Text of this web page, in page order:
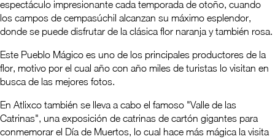
espectáculo impresionante cada temporada de otoño, cuando
los campos de cempasúchil alcanzan su máximo esplendor,
donde se puede disfrutar de la clásica flor naranja y también rosa.
Este Pueblo Mágico es uno de los principales productores de la
flor, motivo por el cual año con año miles de turistas lo visitan en
busca de las mejores fotos.
En Atlixco también se lleva a cabo el famoso "Valle de las
Catrinas", una exposición de catrinas de cartón gigantes para
conmemorar el Día de Muertos, lo cual hace más mágica la visita